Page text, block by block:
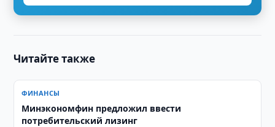
Читайте также
ФИНАНСЫ
Минэкономфин предложил ввести
потребительский лизинг